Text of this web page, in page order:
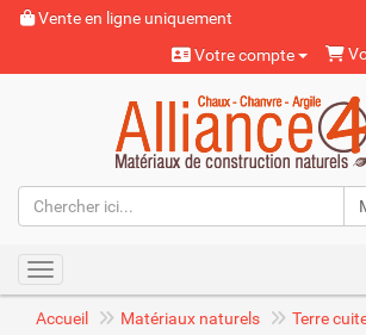
Vente en ligne uniquement
Votre compte
Toggle navigation
Accueil Matériaux naturels Terre